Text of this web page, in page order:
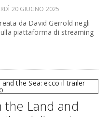
20 GIUGNO 2025
da David Gerrold negli
piattaforma di streaming
the Land and